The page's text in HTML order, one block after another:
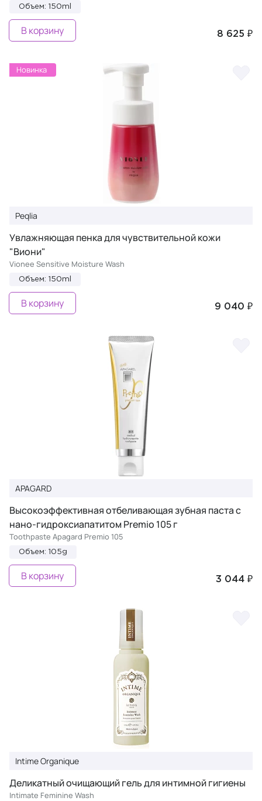
Объем: 150ml
8 625 ₽
В корзину
Новинка
Peqlia
Увлажняющая пенка для чувствительной кожи
"Виони"
Vionee Sensitive Moisture Wash
Объем: 150ml
9 040 ₽
В корзину
APAGARD
Высокоэффективная отбеливающая зубная паста с
нано-гидроксиапатитом Premio 105 г
Toothpaste Apagard Premio 105
Объем: 105g
3 044 ₽
В корзину
Intime Organique
Деликатный очищающий гель для интимной гигиены
Intimate Feminine Wash